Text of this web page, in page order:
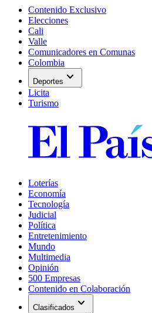
Contenido Exclusivo
Elecciones
Cali
Valle
Comunicadores en Comunas
Colombia
Deportes expand_more
Licita
Turismo
Loterías
Economía
Tecnología
Judicial
Política
Entretenimiento
Mundo
Multimedia
Opinión
500 Empresas
Contenido en Colaboración
Clasificados expand_more